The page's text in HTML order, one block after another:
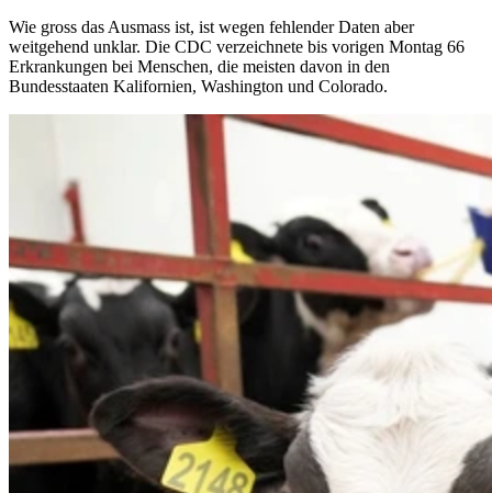
Wie gross das Ausmass ist, ist wegen fehlender Daten aber
weitgehend unklar. Die CDC verzeichnete bis vorigen Montag 66
Erkrankungen bei Menschen, die meisten davon in den
Bundesstaaten Kalifornien, Washington und Colorado.